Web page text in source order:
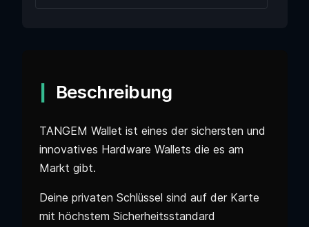
Beschreibung
TANGEM Wallet ist eines der sichersten und
innovatives Hardware Wallets die es am
Markt gibt.
Deine privaten Schlüssel sind auf der Karte
mit höchstem Sicherheitsstandard